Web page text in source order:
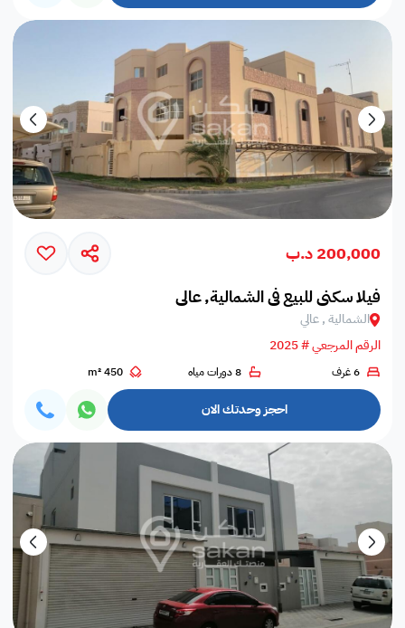
200,000 د.ب
فيلا سكني للبيع في الشمالية, عالي
الشمالية , عالي
الرقم المرجعي # 2025
6 غرف 8 دورات مياه 450 m²
احجز وحدتك الان